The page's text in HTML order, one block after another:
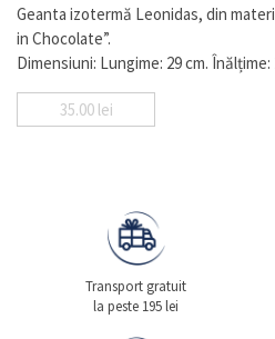
Geanta izotermă Leonidas, din
in Chocolate”.
Dimensiuni: Lungime: 29 cm. Înălțime:
35.00 lei
Transport gratuit
la peste 195 lei